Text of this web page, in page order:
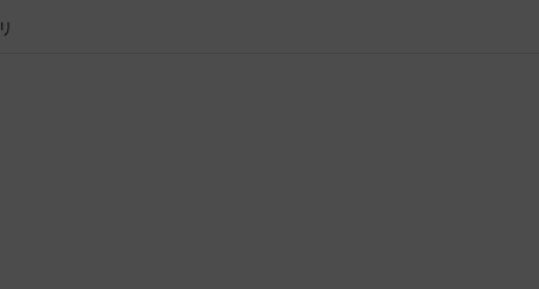
わせ、昨秋から2市1町のデータを調べて執筆した。中山間